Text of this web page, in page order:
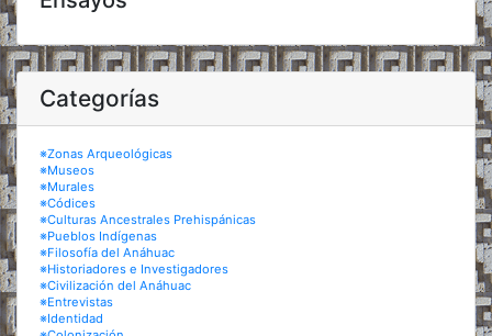
Categorías
※Zonas Arqueológicas
※Museos
※Murales
※Códices
※Culturas Ancestrales Prehispánicas
※Pueblos Indígenas
※Filosofía del Anáhuac
※Historiadores e Investigadores
※Civilización del Anáhuac
※Entrevistas
※Identidad